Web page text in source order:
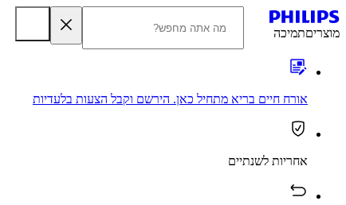
מוצריםתמיכה
אורח חיים בריא מתחיל כאן. הירשם וקבל הצעות בלעדיות
אחריות לשנתיים